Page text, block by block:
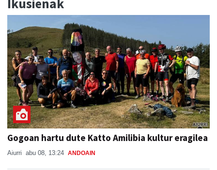
Ikusienak
Gogoan hartu dute Katto Amilibia kultur eragilea
Aiurri abu 08, 13:24 ANDOAIN